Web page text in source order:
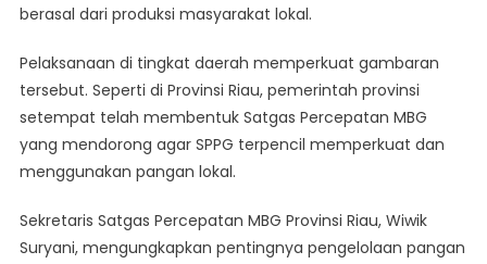
berasal dari produksi masyarakat lokal.
Pelaksanaan di tingkat daerah memperkuat gambaran
tersebut. Seperti di Provinsi Riau, pemerintah provinsi
setempat telah membentuk Satgas Percepatan MBG
yang mendorong agar SPPG terpencil memperkuat dan
menggunakan pangan lokal.
Sekretaris Satgas Percepatan MBG Provinsi Riau, Wiwik
Suryani, mengungkapkan pentingnya pengelolaan pangan